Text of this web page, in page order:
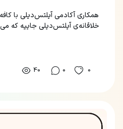
خلاقانه‌ی آیلتس‌دیلی جاییه که
0
0
40